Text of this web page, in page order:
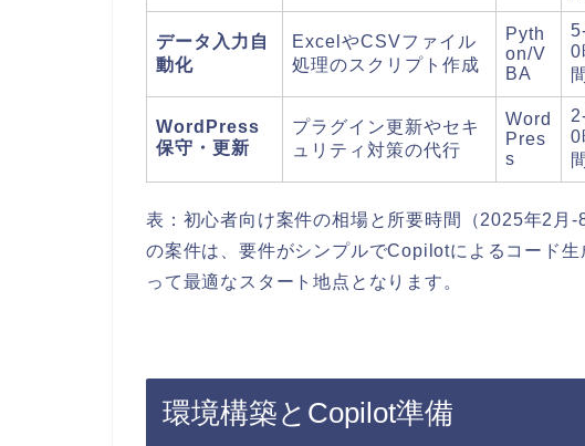
データ入力自
動化
ExcelやCSVファイル
処理のスクリプト作成
Pyth
on/V
BA
0
間
WordPress
保守・更新
プラグイン更新やセキ
ュリティ対策の代行
Word
Pres
s
0
間
表：初心者向け案件の相場と所要時間（2025年2月
の案件は、要件がシンプルでCopilotによるコード
って最適なスタート地点となります。
環境構築とCopilot準備